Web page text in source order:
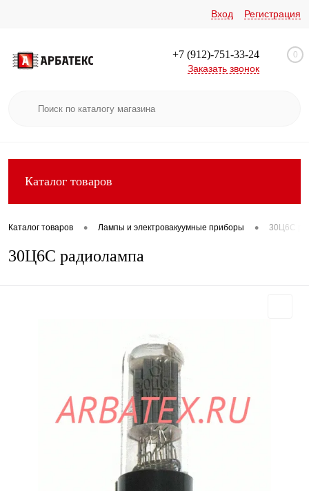
Вход Регистрация
+7 (912)-751-33-24
Заказать звонок
0
Каталог товаров
Каталог товаров • Лампы и электровакуумные приборы • 30Ц6С
30Ц6С радиолампа